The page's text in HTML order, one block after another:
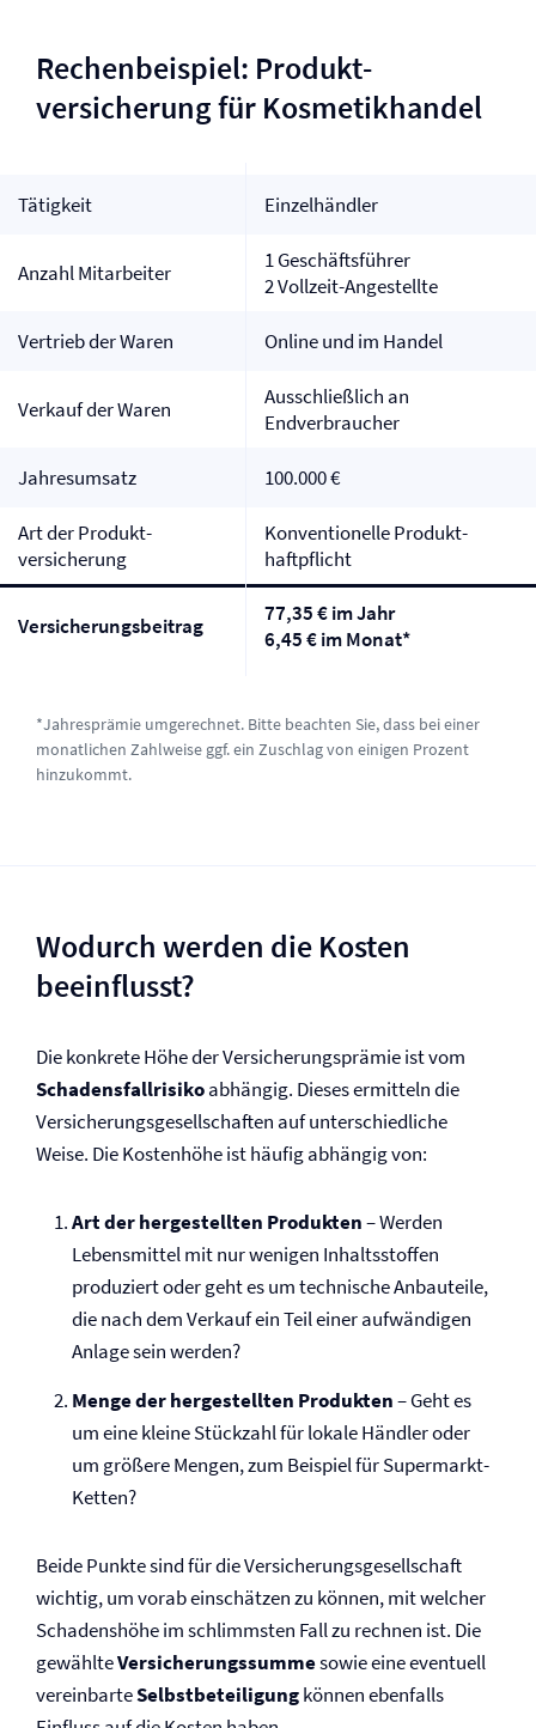
Rechenbeispiel: Produkt­
versicherung für Kosmetikhandel
Tätigkeit Einzelhändler
Anzahl Mitarbeiter
1 Geschäftsführer
2 Vollzeit-Angestellte
Vertrieb der Waren Online und im Handel
Verkauf der Waren
Ausschließlich an
Endverbraucher
Jahresumsatz 100.000 €
Art der Produkt­
versicherung
Konventionelle Produkt­
haftpflicht
Versicherungsbeitrag
77,35 € im Jahr
6,45 € im Monat*
*Jahresprämie umgerechnet. Bitte beachten Sie, dass bei einer
monatlichen Zahlweise ggf. ein Zuschlag von einigen Prozent
hinzukommt.
Wodurch werden die Kosten
beeinflusst?
Die konkrete Höhe der Versicherungsprämie ist vom
Schadensfallrisikoabhängig. Dieses ermitteln die
Versicherungsgesellschaften auf unterschiedliche
Weise. Die Kostenhöhe ist häufig abhängig von:
Art der hergestellten Produkten– Werden
Lebensmittel mit nur wenigen Inhaltsstoffen
produziert oder geht es um technische Anbauteile,
die nach dem Verkauf ein Teil einer aufwändigen
Anlage sein werden?
Menge der hergestellten Produkten– Geht es
um eine kleine Stückzahl für lokale Händler oder
um größere Mengen, zum Beispiel für Supermarkt-
Ketten?
Beide Punkte sind für die Versicherungsgesellschaft
wichtig, um vorab einschätzen zu können, mit welcher
Schadenshöhe im schlimmsten Fall zu rechnen ist. Die
gewählteVersicherungssummesowie eine eventuell
vereinbarteSelbst­beteiligungkönnen ebenfalls